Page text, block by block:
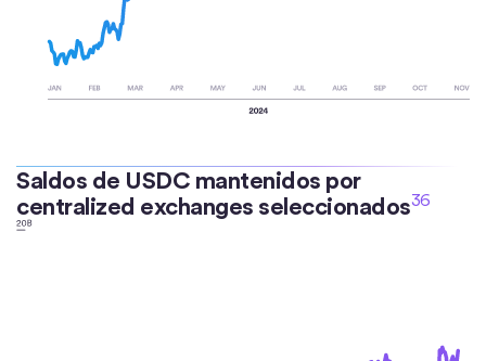
Saldos de USDC mantenidos por
centralized exchanges seleccionados36